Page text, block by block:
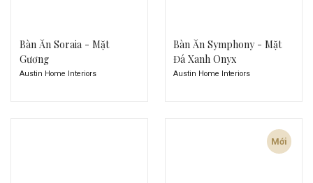
Bàn Ăn Soraia - Mặt
Gương
Austin Home Interiors
Bàn Ăn Symphony - Mặt
Đá Xanh Onyx
Austin Home Interiors
Mới